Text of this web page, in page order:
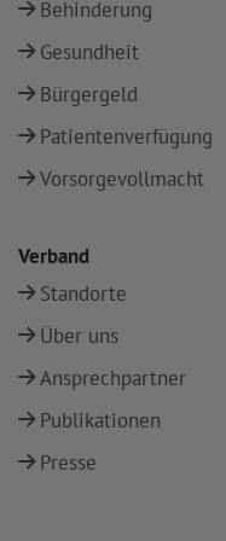
Behinderung
Gesundheit
Bürgergeld
Patientenverfügung
Vorsorgevollmacht
Verband
Standorte
Über uns
Ansprechpartner
Publikationen
Presse